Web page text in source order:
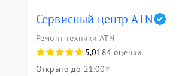
Сервисный центр ATN
Ремонт техники ATN
5,0184 оценки
Открыто до 21:00